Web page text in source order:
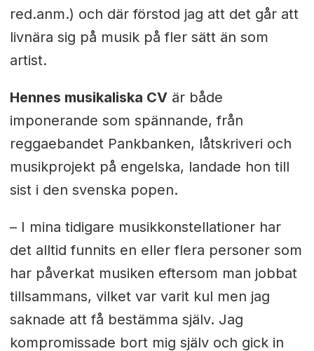
red.anm.) och där förstod jag att det går att
livnära sig på musik på fler sätt än som
artist.
Hennes musikaliska CVär både
imponerande som spännande, från
reggaebandet Pankbanken, låtskriveri och
musikprojekt på engelska, landade hon till
sist i den svenska popen.
– I mina tidigare musikkonstellationer har
det alltid funnits en eller flera personer som
har påverkat musiken eftersom man jobbat
tillsammans, vilket var varit kul men jag
saknade att få bestämma själv. Jag
kompromissade bort mig själv och gick in